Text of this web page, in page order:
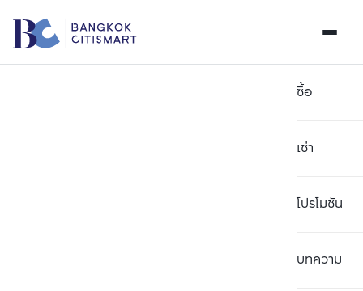
ซื้อ
เช่า
โปรโมชัน
บทความ